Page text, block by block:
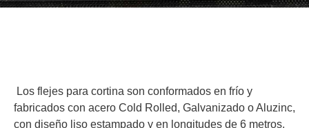
Los flejes para cortina son conformados en frío y
fabricados con acero Cold Rolled, Galvanizado o Aluzinc,
con diseño liso estampado y en longitudes de 6 metros.